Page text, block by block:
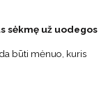
sėkmę už uodegos
būti mėnuo, kuris